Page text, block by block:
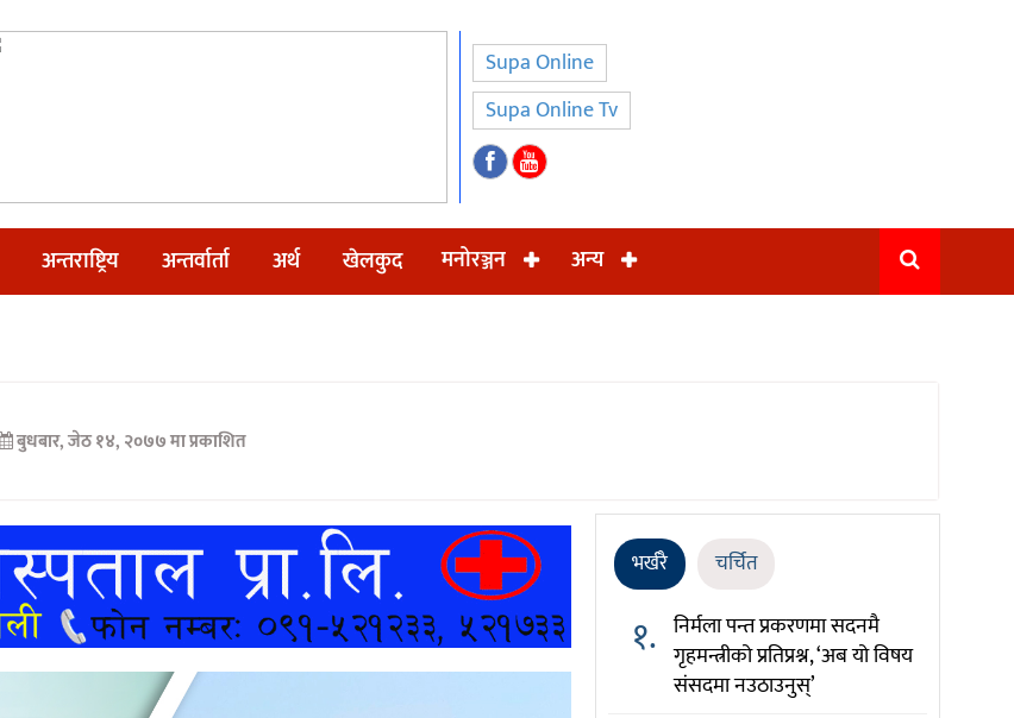
Supa Online
Supa Online Tv
अन्तराष्ट्रिय अन्तर्वार्ता अर्थ खेलकुद मनोरञ्जन अन्य
बुधबार, जेठ १४, २०७७ मा प्रकाशित
भर्खरै चर्चित
१. निर्मला पन्त प्रकरणमा सदनमै
गृहमन्त्रीको प्रतिप्रश्न, ‘अब यो विषय
संसदमा नउठाउनुस्’